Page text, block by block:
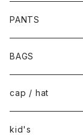
PANTS
BAGS
cap / hat
kid's